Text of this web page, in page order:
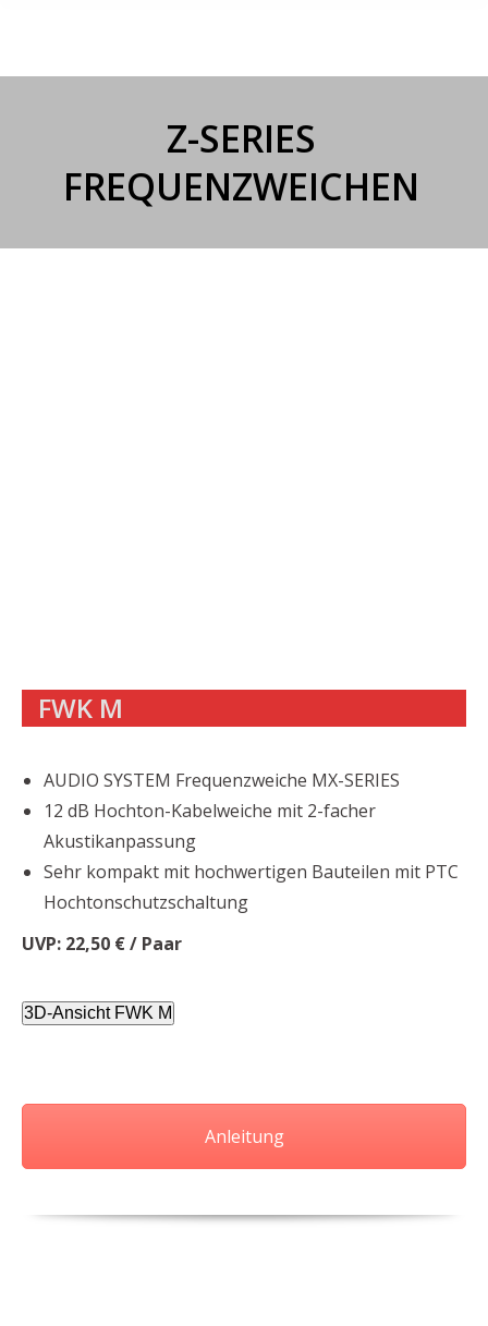
Z-SERIES
FREQUENZWEICHEN
FWK M
AUDIO SYSTEM Frequenzweiche MX-SERIES
12 dB Hochton-Kabelweiche mit 2-facher
Akustikanpassung
Sehr kompakt mit hochwertigen Bauteilen mit PTC
Hochtonschutzschaltung
UVP: 22,50 € / Paar
3D-Ansicht FWK M
Anleitung